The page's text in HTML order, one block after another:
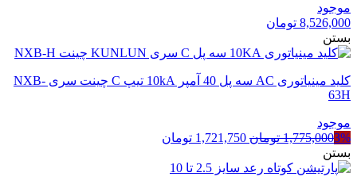
موجود
8,526,000 تومان
بستن
کلید مینیاتوری AC سه پل 40 آمپر 10kA تیپ C چینت سری NXB-
63H
موجود
3%
1,775,000 تومان قیمت
1,775,000 تومان
1,721,750 تومان
بستن